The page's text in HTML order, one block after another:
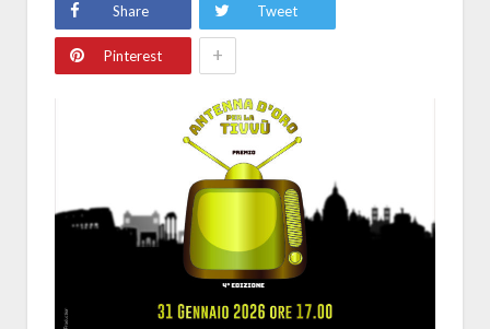
Share Tweet
Pinterest +